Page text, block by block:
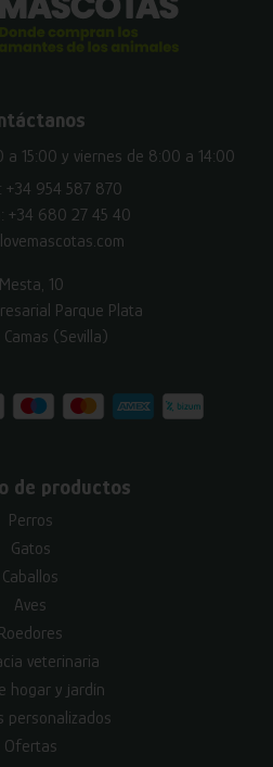
a 15:00 y viernes de 8:00 a 14:00
+34 954 587 870
+34 680 27 45 40
Mesta, 10
Parque Plata
(Sevilla)
de productos
Perros
Gatos
Caballos
Aves
Roedores
veterinaria
hogar y jardín
personalizados
Ofertas